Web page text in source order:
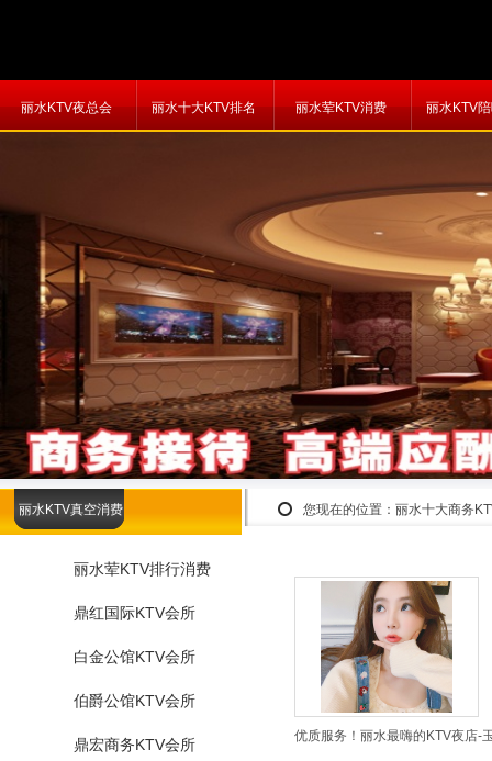
丽水KTV夜总会 丽水十大KTV排名 丽水荤KTV消费 丽水KTV
您现在的位置： 丽水十大商务
丽水KTV真空消费
丽水荤KTV排行消费
鼎红国际KTV会所
白金公馆KTV会所
伯爵公馆KTV会所
鼎宏商务KTV会所 优质服务！丽水最嗨的KTV夜店-